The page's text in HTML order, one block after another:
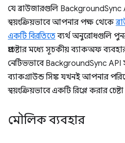
যে ব্রাউজারগুলি BackgroundSync
স্বয়ংক্রিয়ভাবে আপনার পক্ষ থেকে
একটি বিরতিতেব্যর্থ অনুরোধগুলি
প্রচেষ্টার মধ্যে সূচকীয় ব্যাকঅফ
নেটিভভাবে BackgroundSync API
ব্যাকগ্রাউন্ড সিঙ্ক যখনই আপনার
স্বয়ংক্রিয়ভাবে একটি রিপ্লে করার
মৌলিক ব্যবহার